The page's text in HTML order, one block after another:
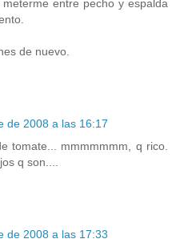
entre pecho y espalda
de nuevo.
de 2008 a las 16:17
tomate... mmmmmmm, q rico.
q son....
de 2008 a las 17:33